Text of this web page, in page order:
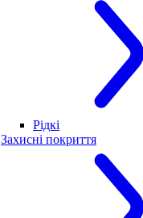
Рідкі
Захисні покриття